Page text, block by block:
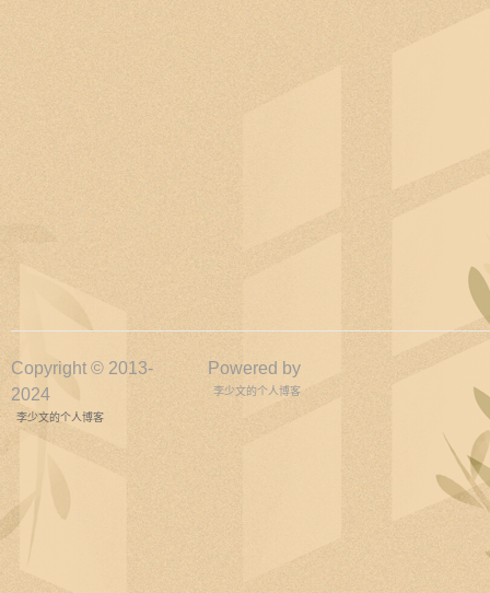
Copyright © 2013-
2024
李少文的个人博客
Powered by
李少文的个人博客